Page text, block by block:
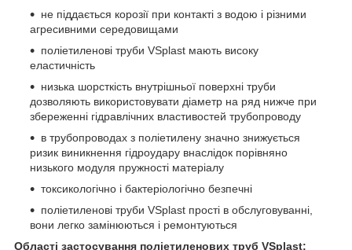
не піддається корозії при контакті з водою і різними
агресивними середовищами
поліетиленові труби VSplast мають високу
еластичність
низька шорсткість внутрішньої поверхні труби
дозволяють використовувати діаметр на ряд нижче при
збереженні гідравлічних властивостей трубопроводу
в трубопроводах з поліетилену значно знижується
ризик виникнення гідроудару внаслідок порівняно
низького модуля пружності матеріалу
токсикологічно і бактеріологічно безпечні
поліетиленові труби VSplast прості в обслуговуванні,
вони легко замінюються і ремонтуються
Області застосування поліетиленових труб VSplast: